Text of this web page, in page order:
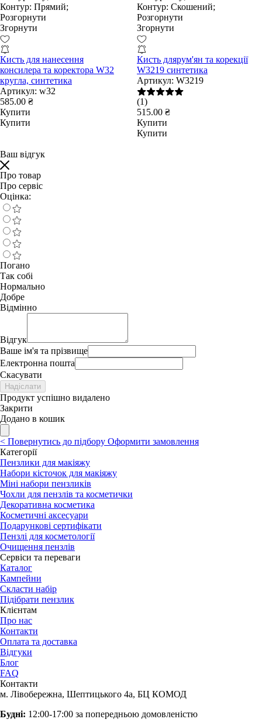
Контур: Прямий;
Розгорнути
Згорнути
Кисть для нанесення
консилера та коректора W32
кругла, синтетика
Артикул: w32
585.00 ₴
Купити
Купити
Контур: Скошений;
Розгорнути
Згорнути
Кисть длярум'ян та корекції
W3219 синтетика
Артикул: W3219
(1)
515.00 ₴
Купити
Купити
Ваш відгук
Про товар
Про сервіс
Оцінка:
Погано
Так собі
Нормально
Добре
Відмінно
Відгук
Ваше ім'я та прізвище
Електронна пошта
Скасувати
Надіслати
Продукт успішно видалено
Закрити
Додано в кошик
< Повернутись до підбору Оформити замовлення
Категорії
Пензлики для макіяжу
Набори кісточок для макіяжу
Міні набори пензликів
Чохли для пензлів та косметички
Декоративна косметика
Косметичні аксесуари
Подарункові сертифікати
Пензлі для косметології
Очищення пензлів
Сервіси та переваги
Каталог
Кампейни
Скласти набір
Підібрати пензлик
Клієнтам
Про нас
Контакти
Оплата та доставка
Відгуки
Блог
FAQ
Контакти
м. Лівобережна, Шептицького 4а, БЦ КОМОД
Будні: 12:00-17:00 за попередньою домовленістю